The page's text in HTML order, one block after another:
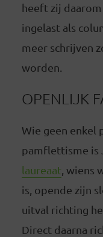
heeft zij
ingelast als
meer schrijven
worden.
OPENLIJK
Wie geen
pamflettisme is
laureaat, wiens
is, opende zijn
uitval richting
Direct daarna